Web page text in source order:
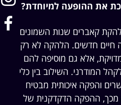
את ההופעה למיוחדת?
קאברים שנות השמונים
חיים חדשים. הלהקה לא רק
אלא גם מוסיפה להם
המודרני. השילוב בין כלי
והפקה איכותית מבטיח
מכך, ההפקה הדקדקנית של